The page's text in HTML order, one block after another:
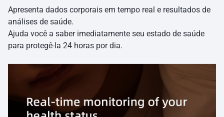
Apresenta dados corporais em tempo real e resultados de
análises de saúde.
Ajuda você a saber imediatamente seu estado de saúde
para protegê-la 24 horas por dia.